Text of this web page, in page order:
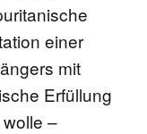
einer
mit
Erfüllung
–